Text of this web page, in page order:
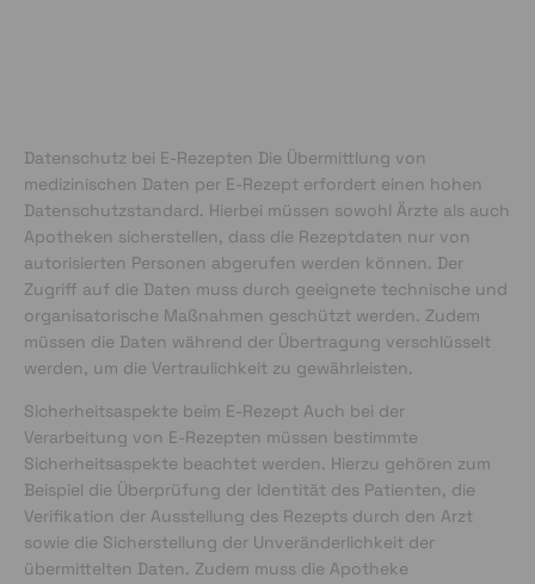
Datenschutz bei E-Rezepten Die Übermittlung von
medizinischen Daten per E-Rezept erfordert einen hohen
Datenschutzstandard. Hierbei müssen sowohl Ärzte als auch
Apotheken sicherstellen, dass die Rezeptdaten nur von
autorisierten Personen abgerufen werden können. Der
Zugriff auf die Daten muss durch geeignete technische und
organisatorische Maßnahmen geschützt werden. Zudem
müssen die Daten während der Übertragung verschlüsselt
werden, um die Vertraulichkeit zu gewährleisten.
Sicherheitsaspekte beim E-Rezept Auch bei der
Verarbeitung von E-Rezepten müssen bestimmte
Sicherheitsaspekte beachtet werden. Hierzu gehören zum
Beispiel die Überprüfung der Identität des Patienten, die
Verifikation der Ausstellung des Rezepts durch den Arzt
sowie die Sicherstellung der Unveränderlichkeit der
übermittelten Daten. Zudem muss die Apotheke